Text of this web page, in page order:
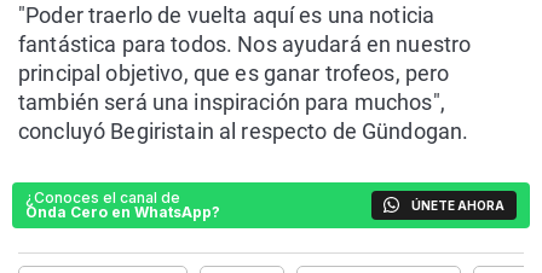
"Poder traerlo de vuelta aquí es una noticia
fantástica para todos. Nos ayudará en nuestro
principal objetivo, que es ganar trofeos, pero
también será una inspiración para muchos",
concluyó Begiristain al respecto de Gündogan.
¿Conoces el canal de
Onda Cero en WhatsApp?
ÚNETE AHORA